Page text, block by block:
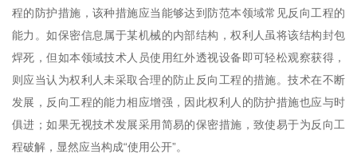
程的防护措施，该种措施应当能够达到防范本领域常见反向工程的
能力。如保密信息属于某机械的内部结构，权利人虽将该结构封包
焊死，但如本领域技术人员使用红外透视设备即可轻松观察获得，
则应当认为权利人未采取合理的防止反向工程的措施。技术在不断
发展，反向工程的能力相应增强，因此权利人的防护措施也应与时
俱进；如果无视技术发展采用简易的保密措施，致使易于为反向工
程破解，显然应当构成“使用公开”。